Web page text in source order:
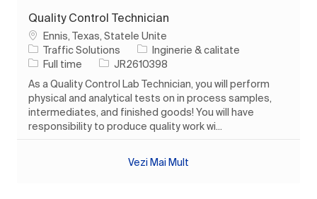
Quality Control Technician
LocEnnis, Texas, Statele Unite
Traffic Solutions
Categorie
Inginerie & calitate
Tipul postului
Full time Job IdJR2610398
As a Quality Control Lab Technician, you will perform
physical and analytical tests on in process samples,
intermediates, and finished goods! You will have
responsibility to produce quality work wi...
Vezi Mai Mult